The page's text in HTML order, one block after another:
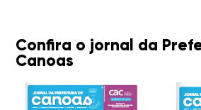
Confira o jornal da
Canoas